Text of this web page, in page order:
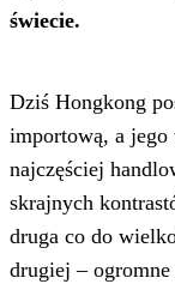
świecie.
Dziś Hongkong
importową, a jego
najczęściej
skrajnych
druga co do
drugiej –